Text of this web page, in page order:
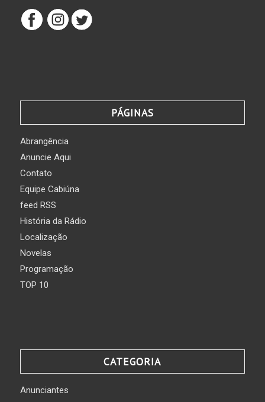
PÁGINAS
Abrangência
Anuncie Aqui
Contato
Equipe Cabiúna
feed RSS
História da Rádio
Localização
Novelas
Programação
TOP 10
CATEGORIA
Anunciantes